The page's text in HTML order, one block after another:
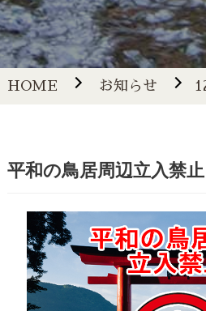
HOME お知らせ
平和の鳥居周辺立入禁